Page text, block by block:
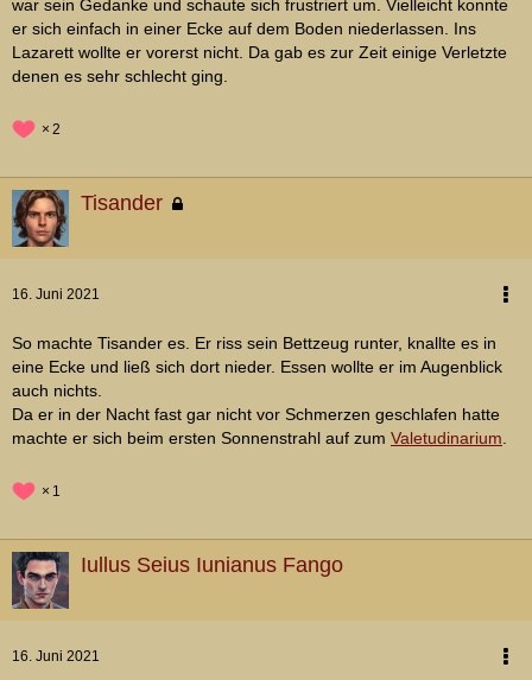
war sein Gedanke und schaute sich frustriert um. Vielleicht konnte
er sich einfach in einer Ecke auf dem Boden niederlassen. Ins
Lazarett wollte er vorerst nicht. Da gab es zur Zeit einige Verletzte
denen es sehr schlecht ging.
2
Tisander
16. Juni 2021
So machte Tisander es. Er riss sein Bettzeug runter, knallte es in
eine Ecke und ließ sich dort nieder. Essen wollte er im Augenblick
auch nichts.
Da er in der Nacht fast gar nicht vor Schmerzen geschlafen hatte
machte er sich beim ersten Sonnenstrahl auf zum Valetudinarium
1
Iullus Seius Iunianus Fango
16. Juni 2021